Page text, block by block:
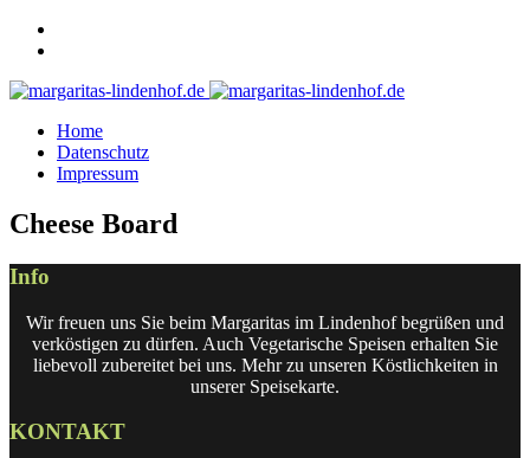
Home
Datenschutz
Impressum
Cheese Board
Info
Wir freuen uns Sie beim Margaritas im Lindenhof begrüßen und
verköstigen zu dürfen. Auch Vegetarische Speisen erhalten Sie
liebevoll zubereitet bei uns. Mehr zu unseren Köstlichkeiten in
unserer Speisekarte.
KONTAKT